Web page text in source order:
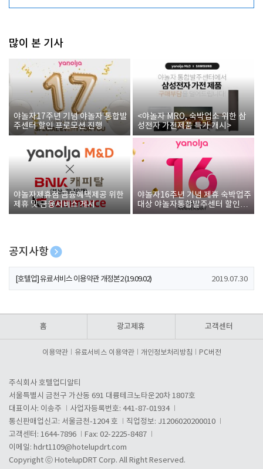
많이 본 기사
야놀자17주년 기념 야놀자 통합발
주센터 할인 프로모션 진행
<야놀자 MRO, 숙박업소 위한 삼
성전자 가전제품 특가 개시>
야놀자제휴점 금융혜택제공 위한
제휴 및 금융서비스 게시
야놀자16주년 기념 제휴 숙박업주
대상 야놀자통합발주센터 할인쿠
폰 증정
공지사항
[호텔업] 개인정보 처리방침 개정본1 (19.09.02)
[호텔업] 유료서비스 이용약관 개정본2 (19.09.02) 2019.07.30
홈 광고제휴 고객센터
이용약관 유료서비스 이용약관 개인정보처리방침 PC버전
주식회사 호텔업디알티
서울특별시 금천구 가산동 691 대륭테크노타운20차 1807호
대표이사: 이송주
사업자등록번호: 441-87-01934
통신판매업신고: 서울금천-1204 호
직업정보: J1206020200010
고객센터: 1644-7896
Fax: 02-2225-8487
이메일: hdrt1109@hotelupdrt.com
Copyright ⓒ HotelupDRT Corp. All Right Reserved.